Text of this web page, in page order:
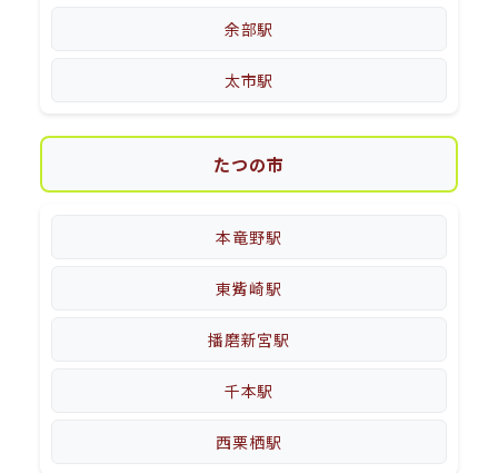
余部駅
太市駅
たつの市
本竜野駅
東觜崎駅
播磨新宮駅
千本駅
西栗栖駅